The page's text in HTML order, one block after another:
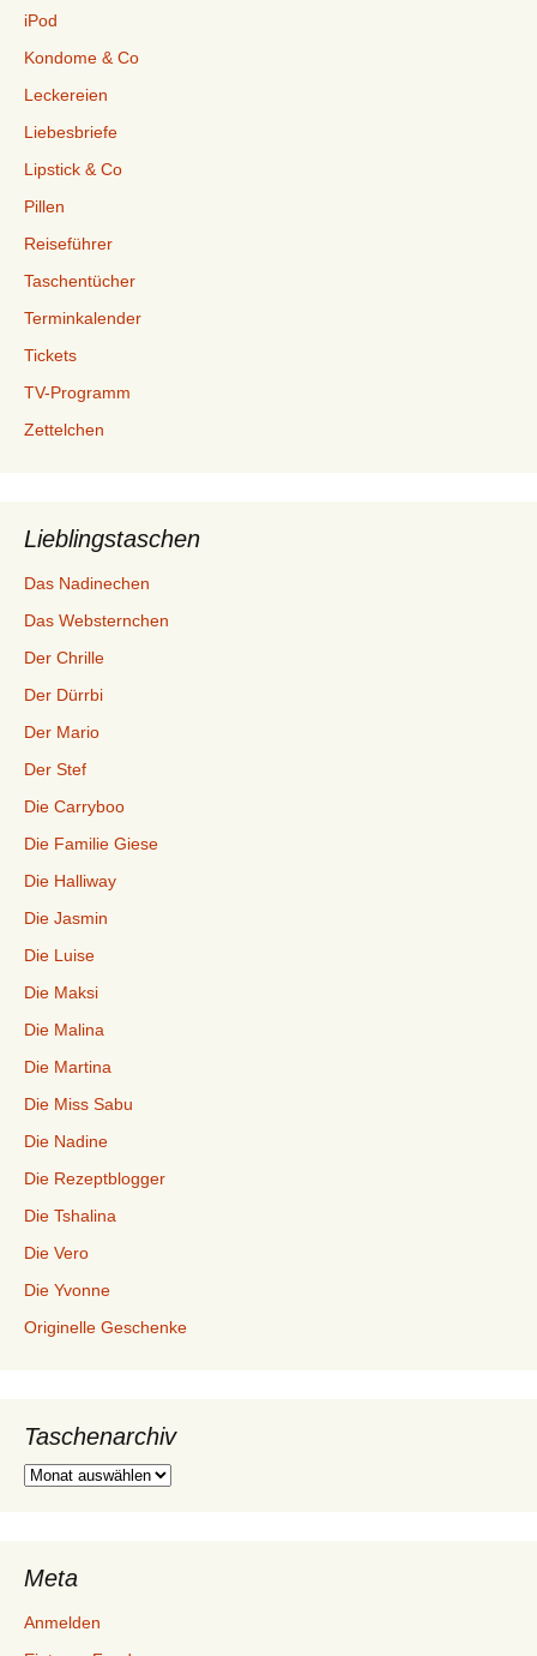
iPod
Kondome & Co
Leckereien
Liebesbriefe
Lipstick & Co
Pillen
Reiseführer
Taschentücher
Terminkalender
Tickets
TV-Programm
Zettelchen
Lieblingstaschen
Das Nadinechen
Das Websternchen
Der Chrille
Der Dürrbi
Der Mario
Der Stef
Die Carryboo
Die Familie Giese
Die Halliway
Die Jasmin
Die Luise
Die Maksi
Die Malina
Die Martina
Die Miss Sabu
Die Nadine
Die Rezeptblogger
Die Tshalina
Die Vero
Die Yvonne
Originelle Geschenke
Taschenarchiv
Taschenarchiv
Meta
Anmelden